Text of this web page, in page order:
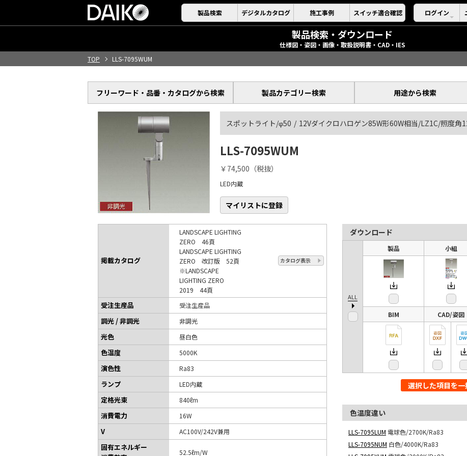
製品検索 デジタルカタログ 施工事例 スイッチ適合確認 ログイン
製品検索・ダウンロード
仕様図・姿図・画像・取扱説明書・CAD・IES
TOP
LLS-7095WUM
フリーワード・品番・ カタログから検索 製品カテゴリー検索 用途から検索
スポットライト/φ50 12Vダイクロハロゲン85W形60W相当/LZ1C/照度角
LLS-7095WUM
￥74,500（税抜）
LED内蔵
マイリストに登録
掲載カタログ
LANDSCAPE LIGHTING
ZERO 46頁
LANDSCAPE LIGHTING
ZERO 改訂版 52頁
※LANDSCAPE
LIGHTING ZERO
2019 44頁
カタログ表示
受注生産品 受注生産品
調光 / 非調光 非調光
光色 昼白色
色温度 5000K
演色性 Ra83
ランプ LED内蔵
定格光束 840ℓm
消費電力 16W
V AC100V/242V兼用
固有エネルギー
52.5ℓm/W
ダウンロード
ALL
製品 小組
BIM CAD/姿図
選択した項目を
色温度違い
LLS-7095LUM 電球色/2700K/Ra83
LLS-7095NUM 白色/4000K/Ra83